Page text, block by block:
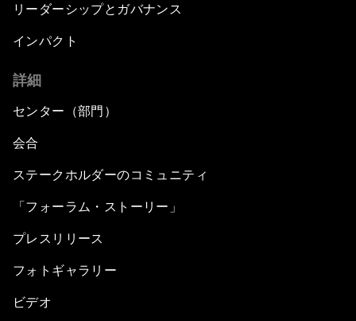
リーダーシップとガバナンス
インパクト
詳細
センター（部門）
会合
ステークホルダーのコミュニティ
「フォーラム・ストーリー」
プレスリリース
フォトギャラリー
ビデオ